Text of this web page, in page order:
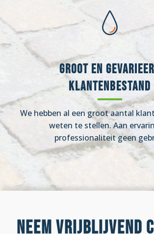
Groot en
klantenbestand
We hebben al een groot aantal
weten te stellen. Aan
professionaliteit geen
Neem vrijblijvend